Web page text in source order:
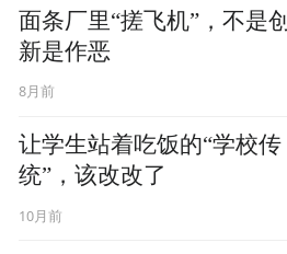
面条厂里“搓飞机”，不是创
新是作恶
8月前
让学生站着吃饭的“学校传
统”，该改改了
10月前